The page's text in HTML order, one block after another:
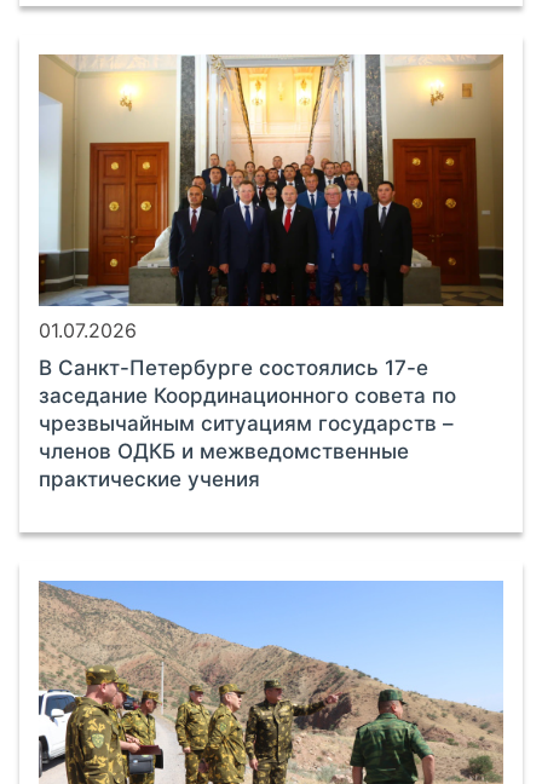
01.07.2026
В Санкт-Петербурге состоялись 17-е
заседание Координационного совета по
чрезвычайным ситуациям государств –
членов ОДКБ и межведомственные
практические учения